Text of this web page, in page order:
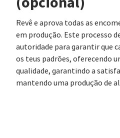
Revê e aprova todas as
em produção. Este processo
autoridade para garantir que
os teus padrões, oferecendo
qualidade, garantindo a
mantendo uma produção de